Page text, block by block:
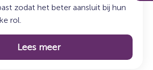
zodat het beter aansluit bij hun
rol.
Lees meer